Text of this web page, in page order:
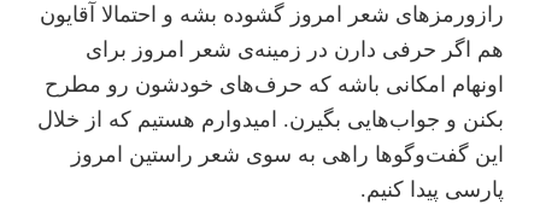
راز‌و‌رمزهای شعر امروز گشوده بشه و احتمالا آقایون
هم اگر حرفی دارن در زمینه‌ی شعر امروز برای
اونهام امکانی باشه که حرف‌های خودشون رو مطرح
بکنن و جواب‌هایی بگیرن. امیدوارم هستیم که از خلال
این گفت‌و‌گوها راهی به سوی شعر راستین امروز
پارسی پیدا کنیم.